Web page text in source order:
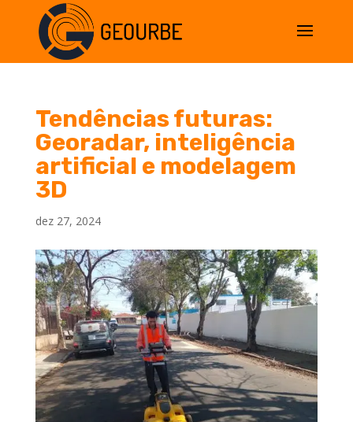
Tendências futuras:
Georadar, inteligência
artificial e modelagem
3D
dez 27, 2024